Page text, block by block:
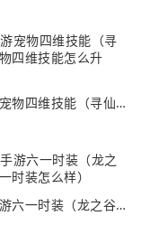
寻仙手游宠物四维技能（寻仙手游宠物四维技能怎么升级）
龙之谷手游六一时装（龙之谷手游六一时装怎么样）